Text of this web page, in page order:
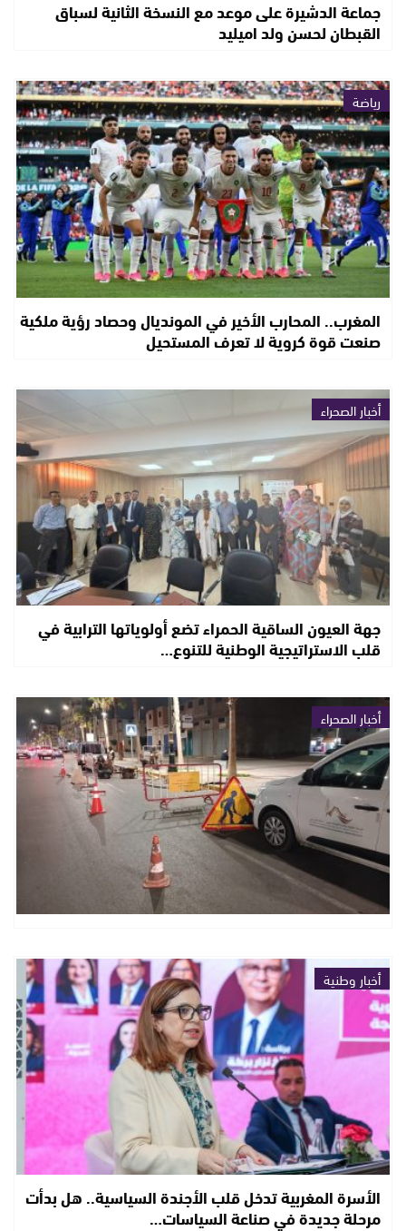
جماعة الدشيرة على موعد مع النسخة الثانية لسباق
القبطان لحسن ولد اميليد
رياضة
المغرب.. المحارب الأخير في المونديال وحصاد رؤية ملكية
صنعت قوة كروية لا تعرف المستحيل
أخبار الصحراء
جهة العيون الساقية الحمراء تضع أولوياتها الترابية في
قلب الاستراتيجية الوطنية للتنوع…
أخبار الصحراء
أخبار وطنية
الأسرة المغربية تدخل قلب الأجندة السياسية.. هل بدأت
مرحلة جديدة في صناعة السياسات…